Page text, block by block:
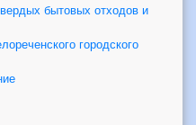
бытовых отходов и
городского